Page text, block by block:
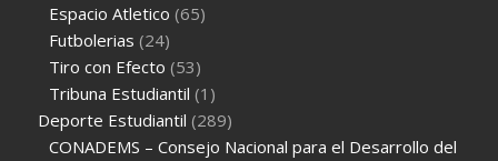
Espacio Atletico (65)
Futbolerias (24)
Tiro con Efecto (53)
Tribuna Estudiantil (1)
Deporte Estudiantil (289)
CONADEMS – Consejo Nacional para el Desarrollo del